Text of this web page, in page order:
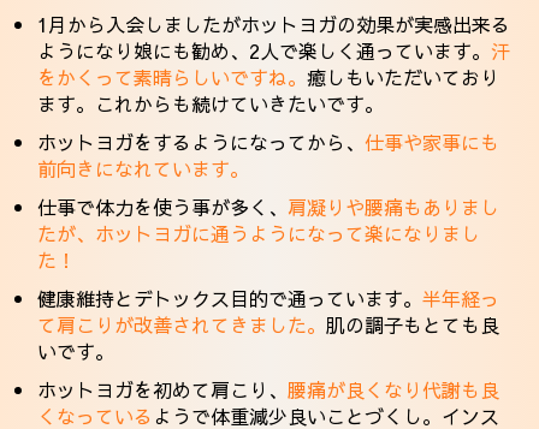
1月から入会しましたがホットヨガの効果が実感出来る
ようになり娘にも勧め、2人で楽しく通っています。汗
をかくって素晴らしいですね。癒しもいただいており
ます。これからも続けていきたいです。
ホットヨガをするようになってから、仕事や家事にも
前向きになれています。
仕事で体力を使う事が多く、 肩凝りや腰痛もありまし
たが、ホットヨガに通うようになって楽になりまし
た！
健康維持とデトックス目的で通っています。半年経っ
て肩こりが改善されてきました。肌の調子もとても良
いです。
ホットヨガを初めて肩こり、腰痛が良くなり代謝も良
くなっている ようで体重減少良いことづくし。インス